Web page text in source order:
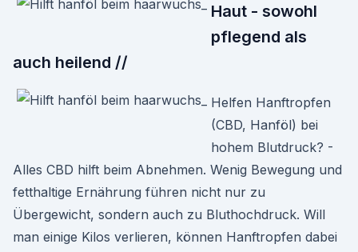
Haut - sowohl
pflegend als
auch heilend //
Helfen Hanftropfen
(CBD, Hanföl) bei
hohem Blutdruck? -
Alles CBD hilft beim Abnehmen. Wenig Bewegung und
fetthaltige Ernährung führen nicht nur zu
Übergewicht, sondern auch zu Bluthochdruck. Will
man einige Kilos verlieren, können Hanftropfen dabei